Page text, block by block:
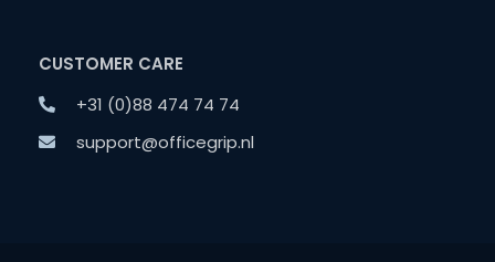
CUSTOMER CARE
+31 (0)88 474 74 74
support@officegrip.nl